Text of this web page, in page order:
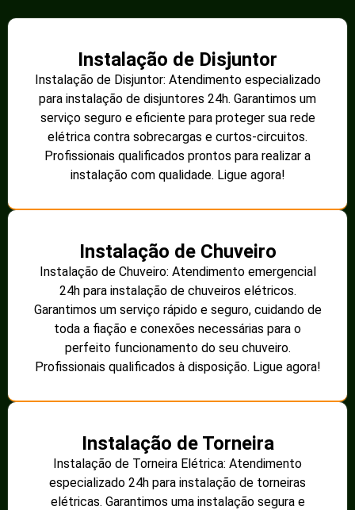
Instalação de Disjuntor
Instalação de Disjuntor: Atendimento especializado
para instalação de disjuntores 24h. Garantimos um
serviço seguro e eficiente para proteger sua rede
elétrica contra sobrecargas e curtos-circuitos.
Profissionais qualificados prontos para realizar a
instalação com qualidade. Ligue agora!
Instalação de Chuveiro
Instalação de Chuveiro: Atendimento emergencial
24h para instalação de chuveiros elétricos.
Garantimos um serviço rápido e seguro, cuidando de
toda a fiação e conexões necessárias para o
perfeito funcionamento do seu chuveiro.
Profissionais qualificados à disposição. Ligue agora!
Instalação de Torneira
Instalação de Torneira Elétrica: Atendimento
especializado 24h para instalação de torneiras
elétricas. Garantimos uma instalação segura e